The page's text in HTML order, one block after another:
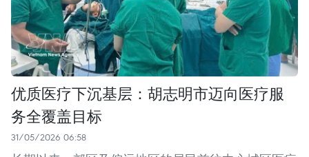
优质医疗下沉基层：胡志明市迈向医疗服
务全覆盖目标
31/05/2026 06:58